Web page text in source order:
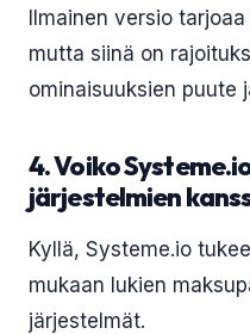
Ilmainen versio
mutta siinä on
ominaisuuksien puute
4. Voiko
järjestelmien
Kyllä, Systeme.io
mukaan lukien
järjestelmät.